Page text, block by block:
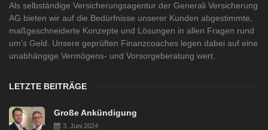
Als selbständige Versicherungsagentur der Generali Versicherung
AG bieten wir auf die Bedürfnisse unserer Kunden abgestimmte,
maßgeschneiderte Konzepte und Lösungen in allen Fragen rund
um’s Geld. Unsere geprüften Finanzcoaches legen dabei auf eine
unabhängige Vermögens- und Vorsorgeberatung wert.
LETZTE BEITRÄGE
Große Ankündigung
3. Juni 2024